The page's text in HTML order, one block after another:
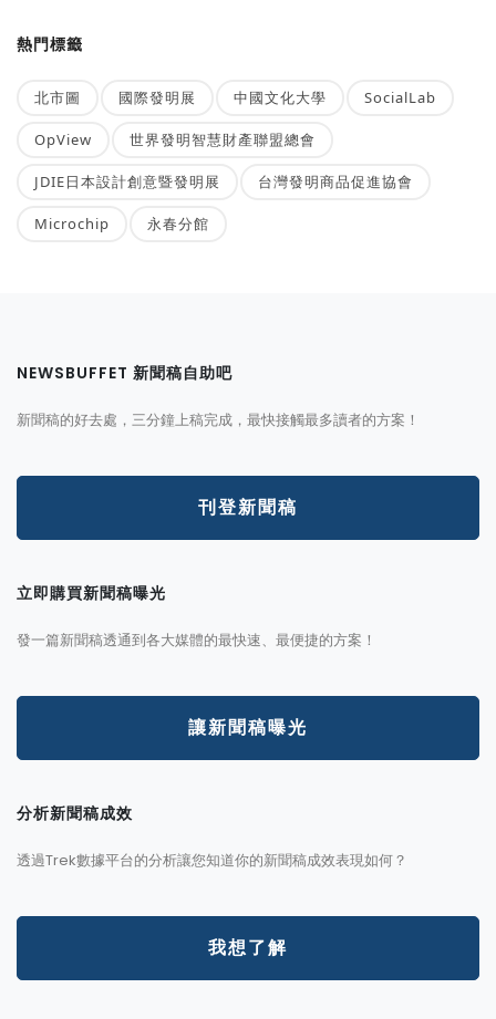
熱門標籤
北市圖 國際發明展 中國文化大學 SocialLab
OpView 世界發明智慧財產聯盟總會
JDIE日本設計創意暨發明展 台灣發明商品促進協會
Microchip 永春分館
NEWSBUFFET 新聞稿自助吧
新聞稿的好去處，三分鐘上稿完成，最快接觸最多讀者的方案！
刊登新聞稿
立即購買新聞稿曝光
發一篇新聞稿透通到各大媒體的最快速、最便捷的方案！
讓新聞稿曝光
分析新聞稿成效
透過Trek數據平台的分析讓您知道你的新聞稿成效表現如何？
我想了解